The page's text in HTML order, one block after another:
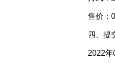
售价：
四、提交
2022年01